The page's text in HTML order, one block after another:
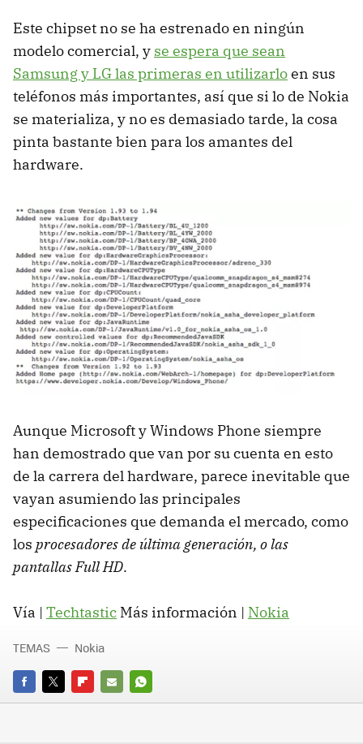
Este chipset no se ha estrenado en ningún
modelo comercial, y se espera que sean
Samsung y LG las primeras en utilizarloen sus
teléfonos más importantes, así que si lo de Nokia
se materializa, y no es demasiado tarde, la cosa
pinta bastante bien para los amantes del
hardware.
Aunque Microsoft y Windows Phone siempre
han demostrado que van por su cuenta en esto
de la carrera del hardware, parece inevitable que
vayan asumiendo las principales
especificaciones que demanda el mercado, como
los procesadores de última generación, o las
pantallas Full HD.
Vía | Techtastic Más información | Nokia
FACEBOOK
TWITTERFLIPBOARD
E-
WHATSAPP
TEMAS Nokia